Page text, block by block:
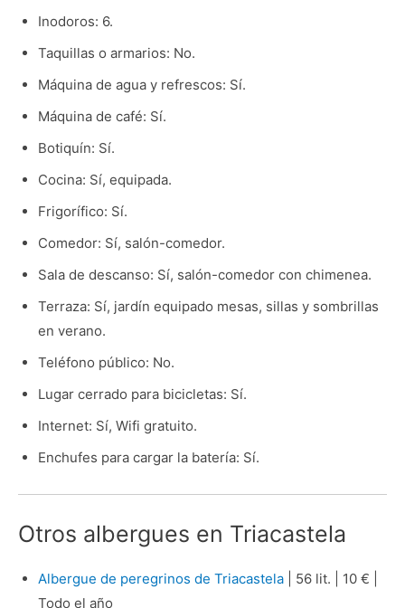
Inodoros: 6.
Taquillas o armarios: No.
Máquina de agua y refrescos: Sí.
Máquina de café: Sí.
Botiquín: Sí.
Cocina: Sí, equipada.
Frigorífico: Sí.
Comedor: Sí, salón-comedor.
Sala de descanso: Sí, salón-comedor con chimenea.
Terraza: Sí, jardín equipado mesas, sillas y sombrillas
en verano.
Teléfono público: No.
Lugar cerrado para bicicletas: Sí.
Internet: Sí, Wifi gratuito.
Enchufes para cargar la batería: Sí.
Otros albergues en Triacastela
Albergue de peregrinos de Triacastela
| 56 lit. | 10 € |
Todo el año